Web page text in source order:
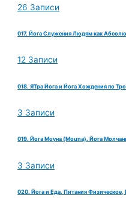
26 Записи
017. Йога Служения Людям как
12 Записи
018. ЯТра Йога и Йога Хождения по
3 Записи
019. Йога Моуна (Mouna). Йога
3 Записи
020. Йога и Еда. Питания